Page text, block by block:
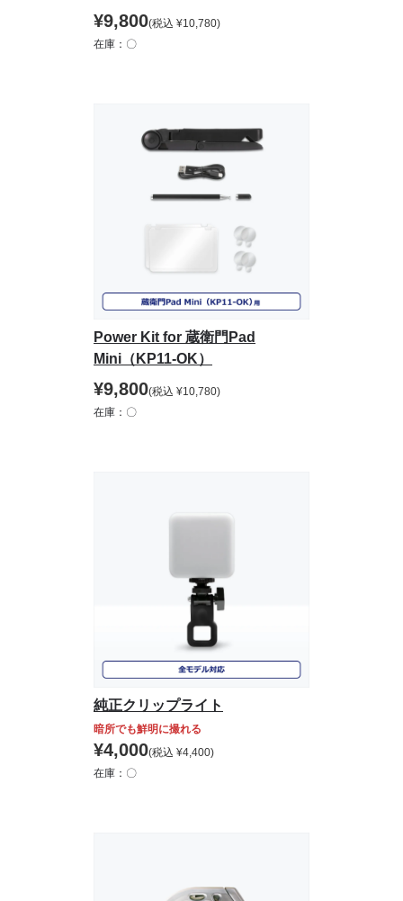
¥9,800(税込 ¥10,780)
在庫：〇
Power Kit for 蔵衛門Pad
Mini（KP11-OK）
¥9,800(税込 ¥10,780)
在庫：〇
純正クリップライト
暗所でも鮮明に撮れる
¥4,000(税込 ¥4,400)
在庫：〇